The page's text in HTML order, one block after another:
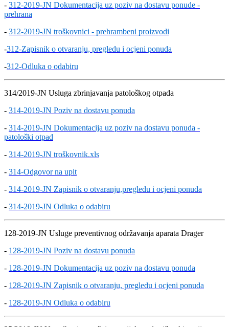
- 312-2019-JN Dokumentacija uz poziv na dostavu ponude -
prehrana
- 312-2019-JN troškovnici - prehrambeni proizvodi
-312-Zapisnik o otvaranju, pregledu i ocjeni ponuda
-312-Odluka o odabiru
314/2019-JN Usluga zbrinjavanja patološkog otpada
- 314-2019-JN Poziv na dostavu ponuda
- 314-2019-JN Dokumentacija uz poziv na dostavu ponuda -
patološki otpad
- 314-2019-JN troškovnik.xls
- 314-Odgovor na upit
- 314-2019-JN Zapisnik o otvaranju,pregledu i ocjeni ponuda
- 314-2019-JN Odluka o odabiru
128-2019-JN Usluge preventivnog održavanja aparata Drager
- 128-2019-JN Poziv na dostavu ponuda
- 128-2019-JN Dokumentacija uz poziv na dostavu ponuda
- 128-2019-JN Zapisnik o otvaranju, pregledu i ocjeni ponuda
- 128-2019-JN Odluka o odabiru